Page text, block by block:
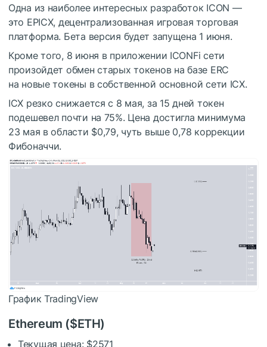
Одна из наиболее интересных разработок ICON —
это EPICX, децентрализованная игровая торговая
платформа. Бета версия будет запущена 1 июня.
Кроме того, 8 июня в приложении ICONFi сети
произойдет обмен старых токенов на базе ERC
на новые токены в собственной основной сети ICX.
ICX резко снижается с 8 мая, за 15 дней токен
подешевел почти на 75%. Цена достигла минимума
23 мая в области $0,79, чуть выше 0,78 коррекции
Фибоначчи.
График TradingView
Ethereum ($ETH)
Текущая цена: $2571